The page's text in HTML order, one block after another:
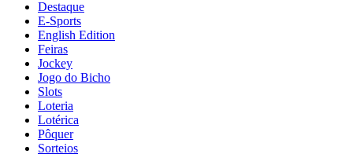
Destaque
E-Sports
English Edition
Feiras
Jockey
Jogo do Bicho
Slots
Loteria
Lotérica
Pôquer
Sorteios